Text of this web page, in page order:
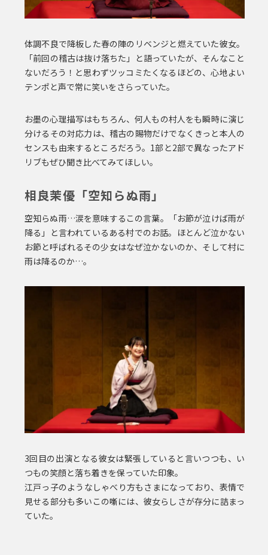
体調不良で降板した春の陣のリベンジと燃えていた彼女。
「前回の稽古は抜け落ちた」と語っていたが、そんなこと
ないだろう！と思わずツッコミたくなるほどの、心地よい
テンポと声で常に笑いをさらっていた。
お墨の心理描写はもちろん、何人もの村人をも瞬時に演じ
分けるその対応力は、稽古の賜物だけでなくきっと本人の
センスも由来するところだろう。1部と2部で異なったアド
リブもぜひ聞き比べてみてほしい。
相良茉優「空知らぬ雨」
空知らぬ雨…涙を意味するこの言葉。「お節が泣けば雨が
降る」と言われているある村でのお話。ほとんど泣かない
お節と呼ばれるその少女はなぜ泣かないのか、そして村に
雨は降るのか…。
3回目の出演となる彼女は緊張していると言いつつも、い
つもの笑顔と落ち着きを保っていた印象。
江戸っ子のようなしゃべり方もさまになっており、表情で
見せる部分も多いこの噺には、彼女らしさが存分に詰まっ
ていた。